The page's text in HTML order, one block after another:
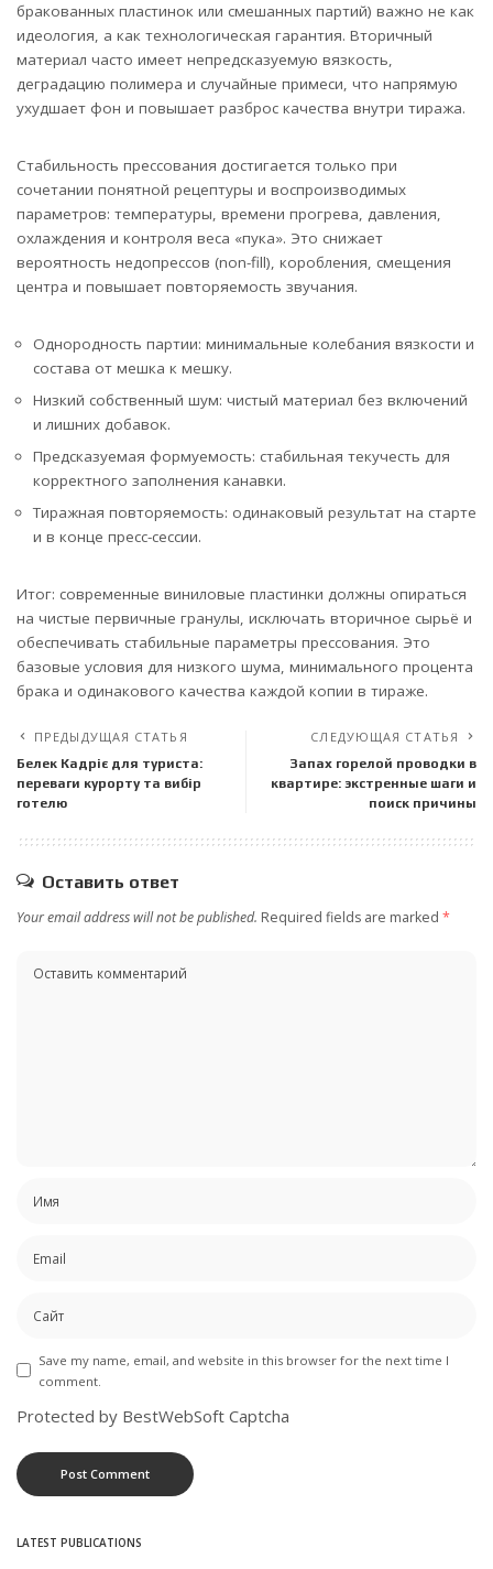
бракованных пластинок или смешанных партий) важно не как
идеология, а как технологическая гарантия. Вторичный
материал часто имеет непредсказуемую вязкость,
деградацию полимера и случайные примеси, что напрямую
ухудшает фон и повышает разброс качества внутри тиража.
Стабильность прессования достигается только при
сочетании понятной рецептуры и воспроизводимых
параметров: температуры, времени прогрева, давления,
охлаждения и контроля веса «пука». Это снижает
вероятность недопрессов (non-fill), коробления, смещения
центра и повышает повторяемость звучания.
Однородность партии: минимальные колебания вязкости и
состава от мешка к мешку.
Низкий собственный шум: чистый материал без включений
и лишних добавок.
Предсказуемая формуемость: стабильная текучесть для
корректного заполнения канавки.
Тиражная повторяемость: одинаковый результат на старте
и в конце пресс-сессии.
Итог: современные виниловые пластинки должны опираться
на чистые первичные гранулы, исключать вторичное сырьё и
обеспечивать стабильные параметры прессования. Это
базовые условия для низкого шума, минимального процента
брака и одинакового качества каждой копии в тираже.
ПРЕДЫДУЩАЯ СТАТЬЯ
Белек Кадріє для туриста:
переваги курорту та вибір
готелю
СЛЕДУЮЩАЯ СТАТЬЯ
Запах горелой проводки в
квартире: экстренные шаги и
поиск причины
Оставить ответ
Your email address will not be published. Required fields are marked *
Save my name, email, and website in this browser for the next time I
comment.
Protected by BestWebSoft Captcha
LATEST PUBLICATIONS